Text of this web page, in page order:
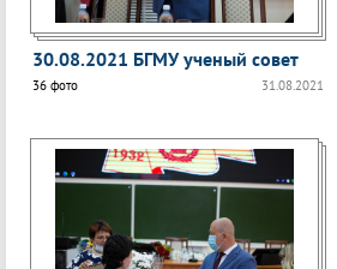
30.08.2021 БГМУ ученый совет
31.08.2021
36 фото